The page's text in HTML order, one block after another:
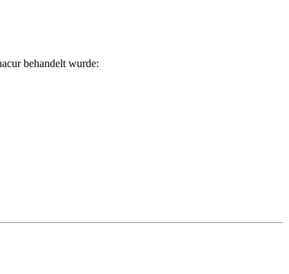
behandelt wurde: